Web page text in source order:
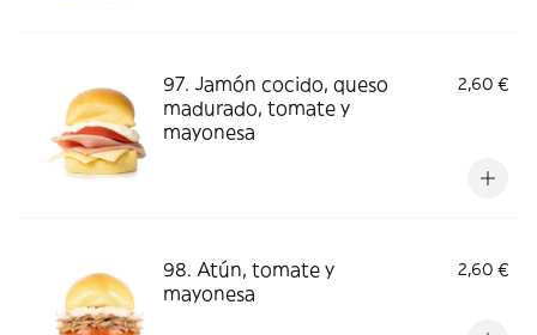
97. Jamón cocido, queso
madurado, tomate y
mayonesa
2,60 €
98. Atún, tomate y
mayonesa
2,60 €